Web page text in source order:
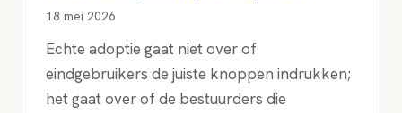
18 mei 2026
Echte adoptie gaat niet over of
eindgebruikers de juiste knoppen indrukken;
het gaat over of de bestuurders die